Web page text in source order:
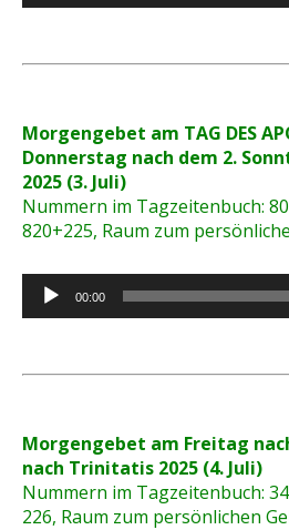
Morgengebet am TAG DES
Donnerstag nach dem 2.
2025 (3. Juli)
Nummern im Tagzeitenbuch:
820+225, Raum zum
Audio-
Player
00:00
Morgengebet am Freitag
nach Trinitatis 2025 (4. Juli)
Nummern im Tagzeitenbuch:
226, Raum zum persönlichen